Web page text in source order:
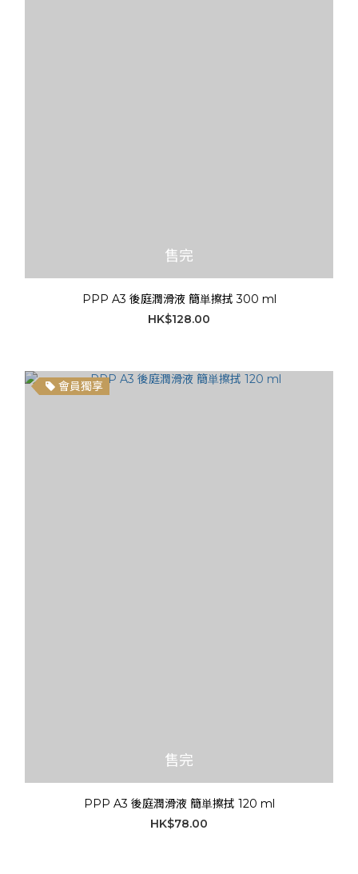
售完
PPP A3 後庭潤滑液 簡単擦拭 300 ml
HK$128.00
會員獨享
售完
PPP A3 後庭潤滑液 簡単擦拭 120 ml
HK$78.00